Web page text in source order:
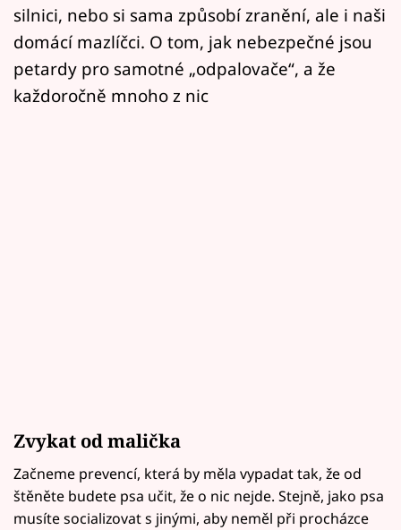
silnici, nebo si sama způsobí zranění, ale i naši
domácí mazlíčci. O tom, jak nebezpečné jsou
petardy pro samotné „odpalovače“, a že
každoročně mnoho z nic
Zvykat od malička
Začneme prevencí, která by měla vypadat tak, že od
štěněte budete psa učit, že o nic nejde. Stejně, jako psa
musíte socializovat s jinými, aby neměl při procházce